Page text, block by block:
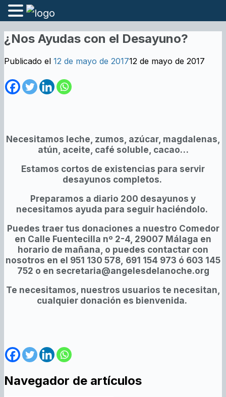
¿Nos Ayudas con el Desayuno?
Publicado el 12 de mayo de 201712 de mayo de 2017
Necesitamos leche, zumos, azúcar, magdalenas,
atún, aceite, café soluble, cacao…
Estamos cortos de existencias para servir
desayunos completos.
Preparamos a diario 200 desayunos y
necesitamos ayuda para seguir haciéndolo.
Puedes traer tus donaciones a nuestro Comedor
en Calle Fuentecilla nº 2-4, 29007 Málaga en
horario de mañana, o puedes contactar con
nosotros en el 951 130 578, 691 154 973 ó 603 145
752 o en secretaria@angelesdelanoche.org
Te necesitamos, nuestros usuarios te necesitan,
cualquier donación es bienvenida.
Navegador de artículos